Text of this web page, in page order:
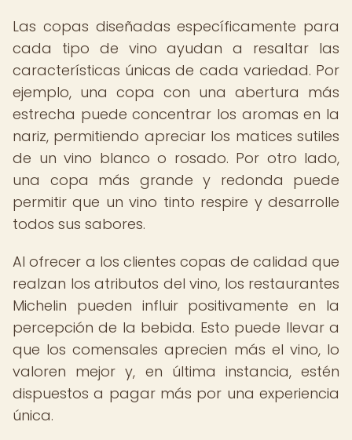
Las copas diseñadas específicamente para
cada tipo de vino ayudan a resaltar las
características únicas de cada variedad. Por
ejemplo, una copa con una abertura más
estrecha puede concentrar los aromas en la
nariz, permitiendo apreciar los matices sutiles
de un vino blanco o rosado. Por otro lado,
una copa más grande y redonda puede
permitir que un vino tinto respire y desarrolle
todos sus sabores.
Al ofrecer a los clientes copas de calidad que
realzan los atributos del vino, los restaurantes
Michelin pueden influir positivamente en la
percepción de la bebida. Esto puede llevar a
que los comensales aprecien más el vino, lo
valoren mejor y, en última instancia, estén
dispuestos a pagar más por una experiencia
única.